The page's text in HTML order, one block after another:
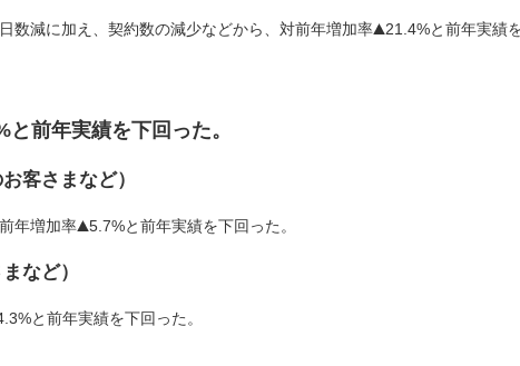
数減に加え、契約数の減少などから、対前年増加率
21.4%と前年実績
と前年実績を下回った。
客さまなど）
年増加率 5.7%と前年実績を下回った。
など）
と前年実績を下回った。